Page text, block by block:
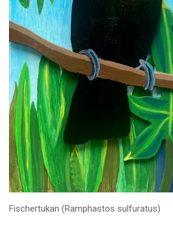
Fischertukan (Ramphastos sulfuratus)